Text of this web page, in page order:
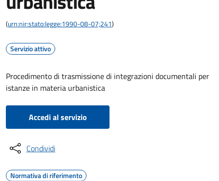
(urn:nir:stato:legge:1990-08-07;241)
Servizio attivo
Procedimento di trasmissione di integrazioni documentali per
istanze in materia urbanistica
Accedi al servizio
Condividi
Normativa di riferimento